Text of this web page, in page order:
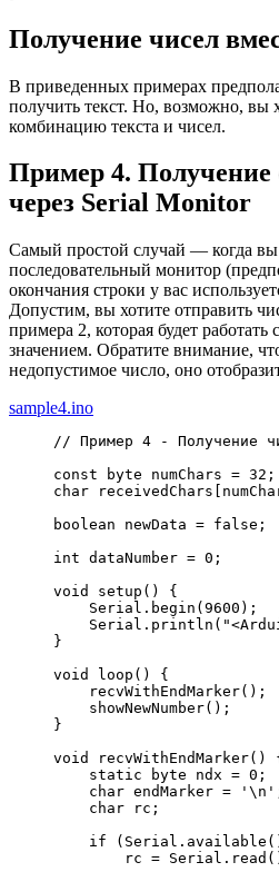
Получение чисел
В приведенных примерах
получить текст. Но, возможно, вы
комбинацию текста и чисел.
Пример 4. Получение
через Serial Monitor
Самый простой случай — когда вы
последовательный монитор
окончания строки у вас
Допустим, вы хотите отправить
примера 2, которая будет
значением. Обратите внимание,
недопустимое число, оно
sample4.ino
// Пример 4 - Получение
const byte numChars = 32 ;
char receivedChars
boolean newData = false ;
int dataNumber = 0 ;
void
setup ( )
{
    Serial.
begin ( 9600 ) ;
    Serial.
println (
}
void
loop ( )
{
    recvWithEndMarker
( ) ;
    showNewNumber
( ) ;
}
void
recvWithEndMarker( )
static byte ndx = 0 ;
char endMarker = ' \n '
char rc ;
if
( Serial. available (
        rc
= Serial. read (